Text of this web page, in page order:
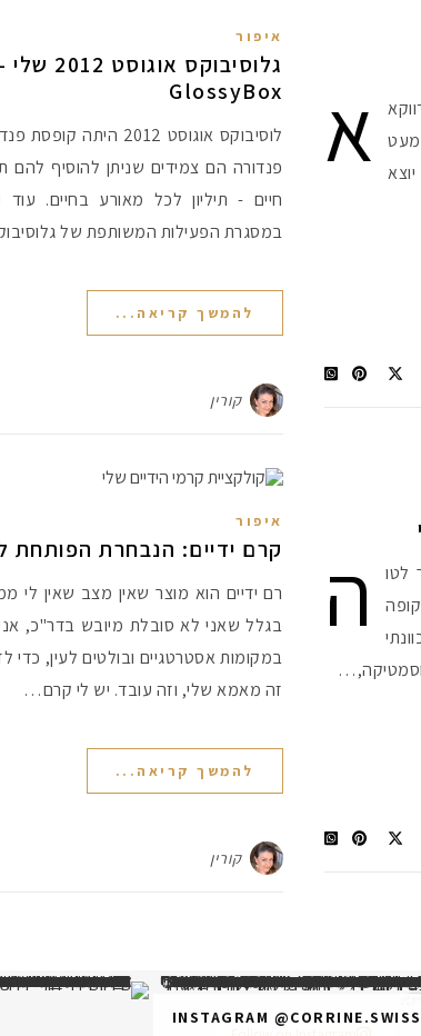
א
איפור
GlossyBox
לוסיבוקס אוגוסט 2012
פנדורה הם צמידים שניתן להוסיף להם
חיים - תיליון לכל מאורע בחיים.
במסגרת הפעילות המשותפת של
להמשך קריאה...
קורין
ה
לטו
איפור
קרם ידיים: הנבחרת הפותחת
רם ידיים הוא מוצר שאין מצב שאין לי
בגלל שאני לא סובלת מיובש בדר"כ,
במקומות אסטרטגיים ובולטים לעין,
זה מאמא שלי, וזה עובד. יש לי קרם…
להמשך קריאה...
קורין
INSTAGRAM
מקדמי